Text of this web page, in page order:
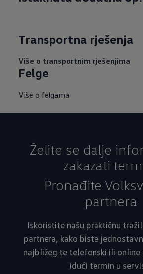
Transportna rješenja
Više o transportnim rješenjima
Felge
Više o felgama
Želite se dalje
zakazati
Pronađite
partnera
Iskoristite našu praktičnu
partnera, kako biste
najbližeg te telefonski ili online
idući termin u